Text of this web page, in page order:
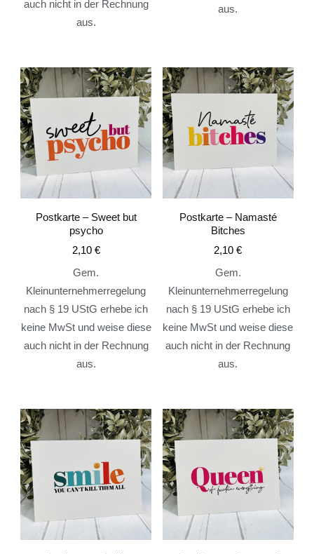
auch nicht in der Rechnung
aus.
aus.
Postkarte – Sweet but
psycho
2,10 €
Gem.
Kleinunternehmerregelung
nach § 19 UStG erhebe ich
keine MwSt und weise diese
auch nicht in der Rechnung
aus.
Postkarte – Namasté
Bitches
2,10€
Gem.
Kleinunternehmerregelung
nach § 19 UStG erhebe ich
keine MwSt und weise diese
auch nicht in der Rechnung
aus.